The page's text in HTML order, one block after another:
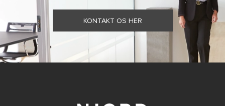
KONTAKT OS HER